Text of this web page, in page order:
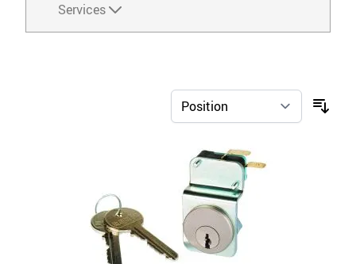
Services